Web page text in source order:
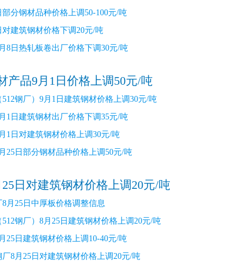
部分钢材品种价格上调50-100元/吨
对建筑钢材价格下调20元/吨
8日热轧板卷出厂价格下调30元/吨
产品9月1日价格上调50元/吨
钢厂）9月1日建筑钢材价格上调30元/吨
1日建筑钢材出厂价格下调35元/吨
1日对建筑钢材价格上调30元/吨
25日部分钢材品种价格上调50元/吨
日对建筑钢材价格上调20元/吨
月25日中厚板价格调整信息
钢厂）8月25日建筑钢材价格上调20元/吨
25日建筑钢材价格上调10-40元/吨
8月25日对建筑钢材价格上调20元/吨